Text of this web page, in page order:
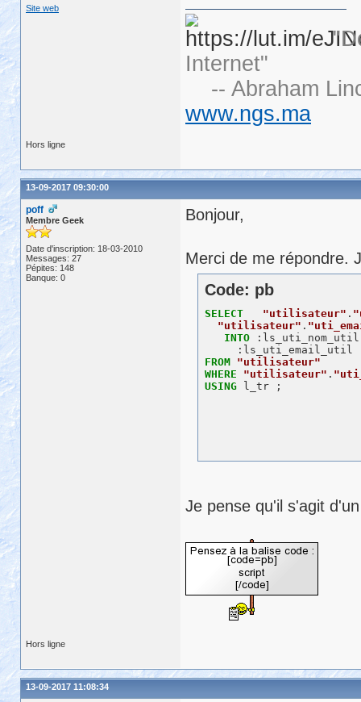
Site web
Internet"
-- Abraham
www.ngs.ma
Hors ligne
13-09-2017 09:30:00
poff
Membre Geek
Date d'inscription: 18-03-2010
Messages: 27
Pépites: 148
Banque: 0
Bonjour,
Merci de me répondre.
Code: pb
SELECT "utilisateur" .
"utilisateur" .
INTO
FROM "utilisateur"
WHERE
"utilisateur" .
USING
Je pense qu'il s'agit
Hors ligne
13-09-2017 11:08:34